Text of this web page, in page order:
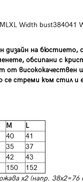
Width bust384041
дизайн на бюстието,
обсипани с
от висококачествен
се стреми към стил и
M
L
40
41
35
37
42
43
150
152
х2 (напр.